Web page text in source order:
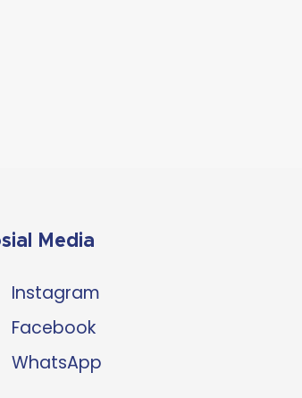
Media
Instagram
Facebook
WhatsApp